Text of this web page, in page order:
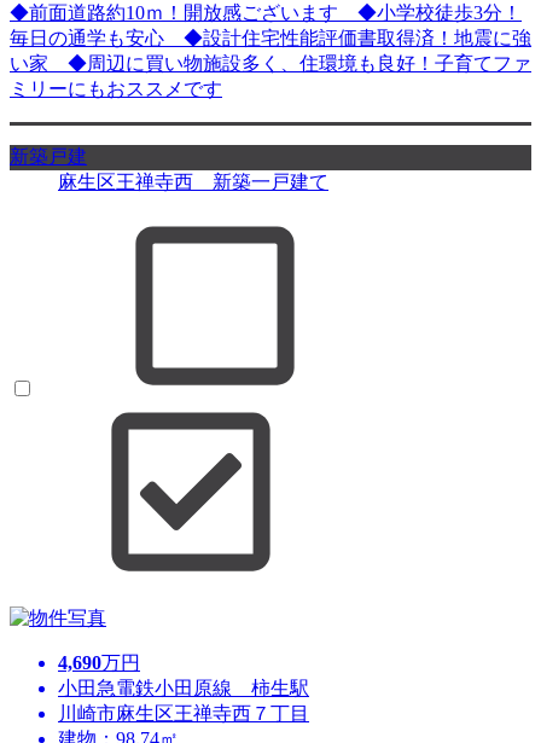
◆前面道路約10ｍ！開放感ございます ◆小学校徒歩3分！
毎日の通学も安心 ◆設計住宅性能評価書取得済！地震に強
い家 ◆周辺に買い物施設多く、住環境も良好！子育てファ
ミリーにもおススメです
新築戸建
麻生区王禅寺西 新築一戸建て
4,690万円
小田急電鉄小田原線 柿生駅
川崎市麻生区王禅寺西７丁目
建物：98.74㎡